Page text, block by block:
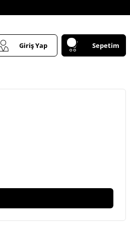
Giriş Yap Sepetim